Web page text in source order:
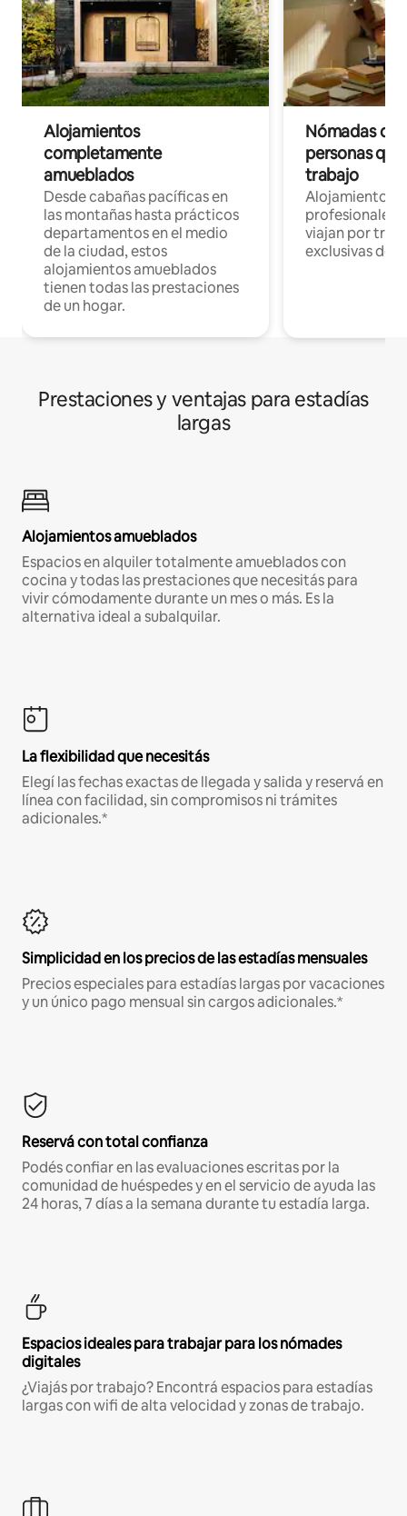
Alojamientos
completamente
amueblados
Desde cabañas pacíficas en
las montañas hasta prácticos
departamentos en el medio
de la ciudad, estos
alojamientos amueblados
tienen todas las prestaciones
de un hogar.
Nómadas
personas
trabajo
Alojamientos
profesionales
viajan por
exclusivas de
Prestaciones y ventajas para estadías
largas
Alojamientos amueblados
Espacios en alquiler totalmente amueblados con
cocina y todas las prestaciones que necesitás para
vivir cómodamente durante un mes o más. Es la
alternativa ideal a subalquilar.
La flexibilidad que necesitás
Elegí las fechas exactas de llegada y salida y reservá en
línea con facilidad, sin compromisos ni trámites
adicionales.*
Simplicidad en los precios de las estadías mensuales
Precios especiales para estadías largas por vacaciones
y un único pago mensual sin cargos adicionales.*
Reservá con total confianza
Podés confiar en las evaluaciones escritas por la
comunidad de huéspedes y en el servicio de ayuda las
24 horas, 7 días a la semana durante tu estadía larga.
Espacios ideales para trabajar para los nómades
digitales
¿Viajás por trabajo? Encontrá espacios para estadías
largas con wifi de alta velocidad y zonas de trabajo.